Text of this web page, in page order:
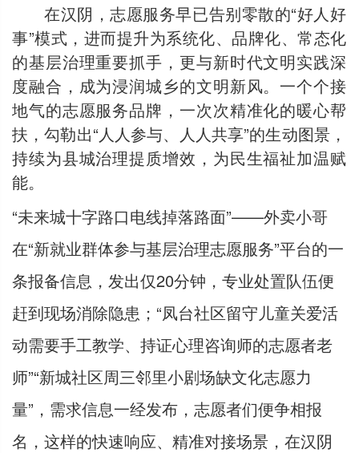
在汉阴，志愿服务早已告别零散的“好人好
事”模式，进而提升为系统化、品牌化、常态化
的基层治理重要抓手，更与新时代文明实践深
度融合，成为浸润城乡的文明新风。一个个接
地气的志愿服务品牌，一次次精准化的暖心帮
扶，勾勒出“人人参与、人人共享”的生动图景，
持续为县城治理提质增效，为民生福祉加温赋
能。
“未来城十字路口电线掉落路面”——外卖小哥
在“新就业群体参与基层治理志愿服务”平台的一
条报备信息，发出仅20分钟，专业处置队伍便
赶到现场消除隐患；“凤台社区留守儿童关爱活
动需要手工教学、持证心理咨询师的志愿者老
师”“新城社区周三邻里小剧场缺文化志愿力
量”，需求信息一经发布，志愿者们便争相报
名，这样的快速响应、精准对接场景，在汉阴